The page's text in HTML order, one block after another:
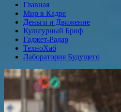
Главная
Мир в Кадре
Деньги и Движение
Культурный Бриф
Гаджет-Радар
ТехноХаб
Лаборатория Будущего